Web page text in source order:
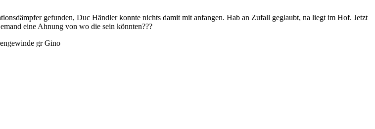
gefunden, Duc Händler konnte nichts damit mit anfangen. Hab an Zufall geglaubt, na liegt im Hof. Jetzt
eine Ahnung von wo die sein könnten???
gr Gino